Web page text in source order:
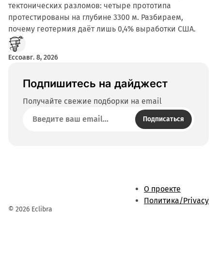
тектонических разломов: четыре прототипа
протестированы на глубине 3300 м. Разбираем,
почему геотермия даёт лишь 0,4% выработки США.
Eccoавг. 8, 2026
Подпишитесь на дайджест
Получайте свежие подборки на email
Подписаться
© 2026 Eclibra
О проекте
Политика/Privacy